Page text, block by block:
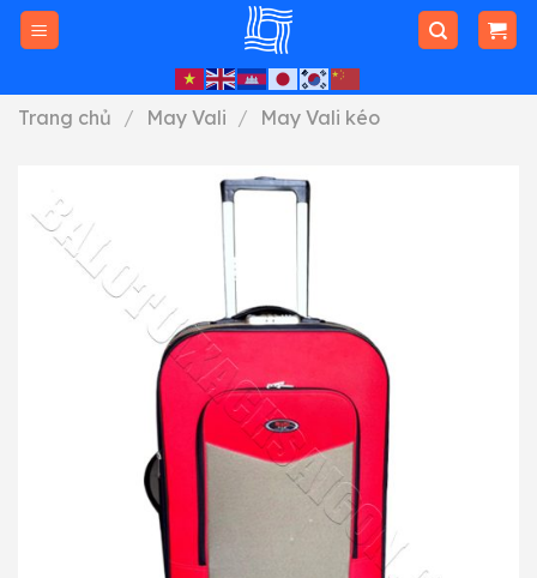
Skip
Trang chủ
/ May Vali / May Vali kéo